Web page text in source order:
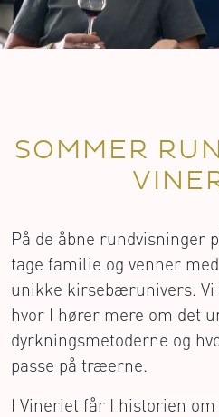
SOMMER
På de åbne rundvisninger
tage familie og venner
unikke kirsebærunivers.
hvor I hører mere om det
dyrkningsmetoderne og
passe på træerne.
I Vineriet får I historien